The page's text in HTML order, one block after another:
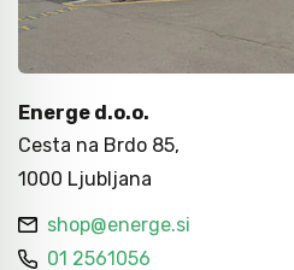
Energe d.o.o.
Cesta na Brdo 85,
1000 Ljubljana
shop@energe.si
01 2561056
Nasadni in udarni
Moment ključi in
Grezila, posnemala
Svedri za steklo
Dvižna tehnika
Laserji /